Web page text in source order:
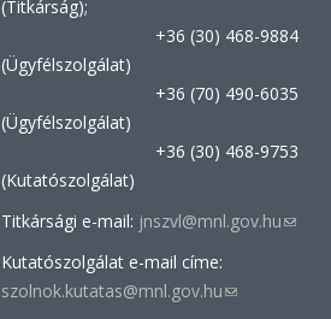
(Titkárság);
+36 (30) 468-9884
(Ügyfélszolgálat)
+36 (70) 490-6035
(Ügyfélszolgálat)
+36 (30) 468-9753
(Kutatószolgálat)
Titkársági e-mail: jnszvl@mnl.gov.hu(link
Kutatószolgálat e-mail címe:
szolnok.kutatas@mnl.gov.hu(link